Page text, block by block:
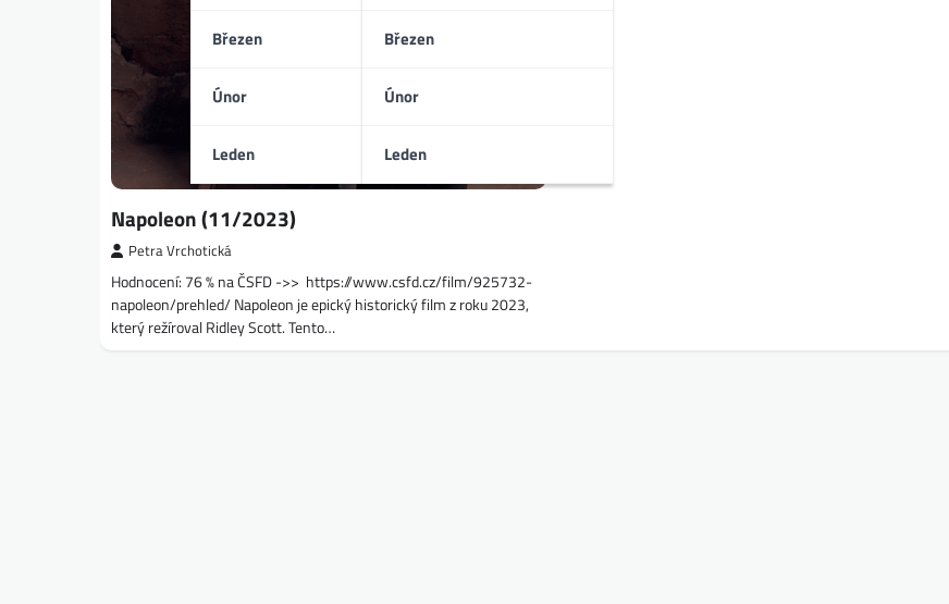
Březen
Únor
Leden
Březen
Únor
Leden
Napoleon (11/2023)
Petra Vrchotická
Hodnocení: 76 % na ČSFD ->> https://www.csfd.cz/film/925732-
napoleon/prehled/ Napoleon je epický historický film z roku 2023,
který režíroval Ridley Scott. Tento…